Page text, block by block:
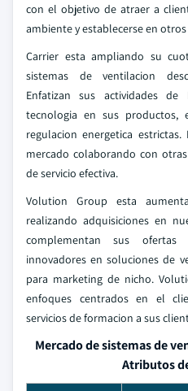
con el objetivo de atraer a
ambiente y establecerse en
Carrier esta ampliando su
sistemas de ventilacion
Enfatizan sus actividades
tecnologia en sus
regulacion energetica
mercado colaborando con
de servicio efectiva.
Volution Group esta
realizando adquisiciones en
complementan sus
innovadores en soluciones de
para marketing de nicho.
enfoques centrados en el
servicios de formacion a sus
Mercado de sistemas de
Atributos